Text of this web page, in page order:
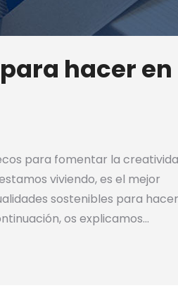
hacer en
para fomentar la
viviendo, es el mejor
sostenibles para hacer
os explicamos…